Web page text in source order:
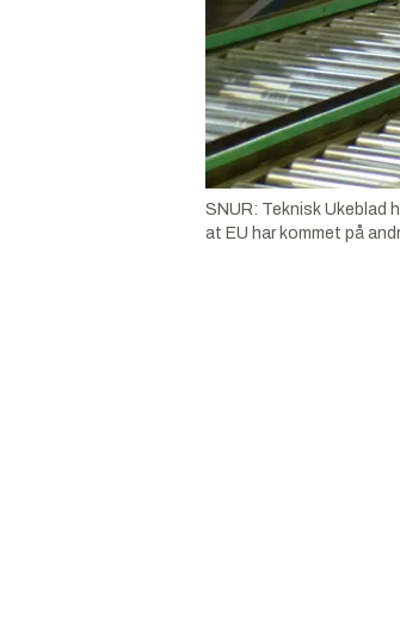
SNUR: Teknisk Ukeblad
at EU har kommet på